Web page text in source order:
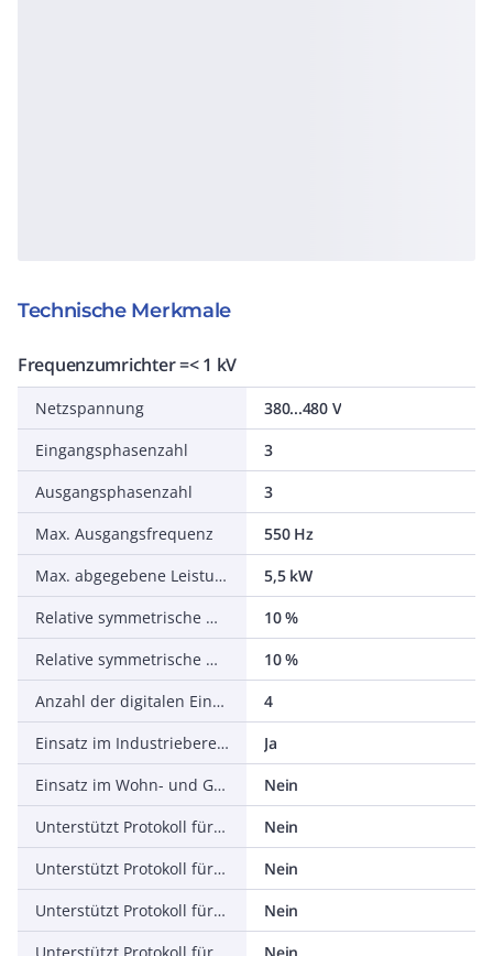
Technische Merkmale
Frequenzumrichter =< 1 kV
Netzspannung
380...480 V
Eingangsphasenzahl
3
Ausgangsphasenzahl
3
Max. Ausgangsfrequenz
550 Hz
Max. abgegebene Leistung bei linearer Belastung bei Bemessungsausgangsspannung
5,5 kW
Relative symmetrische Netzfrequenztoleranz
10 %
Relative symmetrische Netzspannungstoleranz
10 %
Anzahl der digitalen Eingänge
4
Einsatz im Industriebereich zulässig
Ja
Einsatz im Wohn- und Gewerbebereich zulässig
Nein
Unterstützt Protokoll für TCP/IP
Nein
Unterstützt Protokoll für PROFIBUS
Nein
Unterstützt Protokoll für CAN
Nein